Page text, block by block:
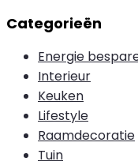
Categorieën
Energie
Interieur
Keuken
Lifestyle
Raamdecoratie
Tuin